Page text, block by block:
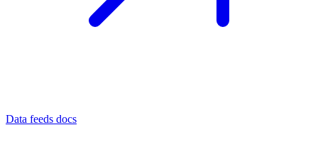
Data feeds docs